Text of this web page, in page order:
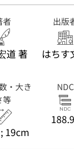
者
道 著
出版
はちす
・大き
等
19cm
NDC